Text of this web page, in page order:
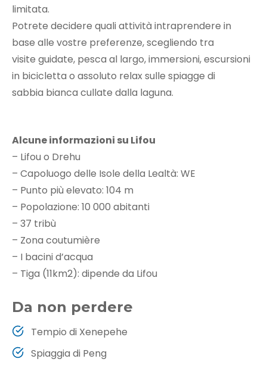
limitata.
Potrete decidere quali attività intraprendere in
base alle vostre preferenze, scegliendo tra
visite guidate, pesca al largo, immersioni, escursioni
in bicicletta o assoluto relax sulle spiagge di
sabbia bianca cullate dalla laguna.
Alcune informazioni su Lifou
– Lifou o Drehu
– Capoluogo delle Isole della Lealtà: WE
– Punto più elevato: 104 m
– Popolazione: 10 000 abitanti
– 37 tribù
– Zona coutumière
– I bacini d’acqua
– Tiga (11km2): dipende da Lifou
Da non perdere
Tempio di Xenepehe
Spiaggia di Peng